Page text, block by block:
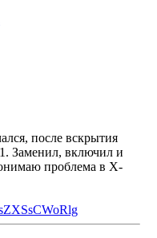
после вскрытия
Заменил, включил и
проблема в X-